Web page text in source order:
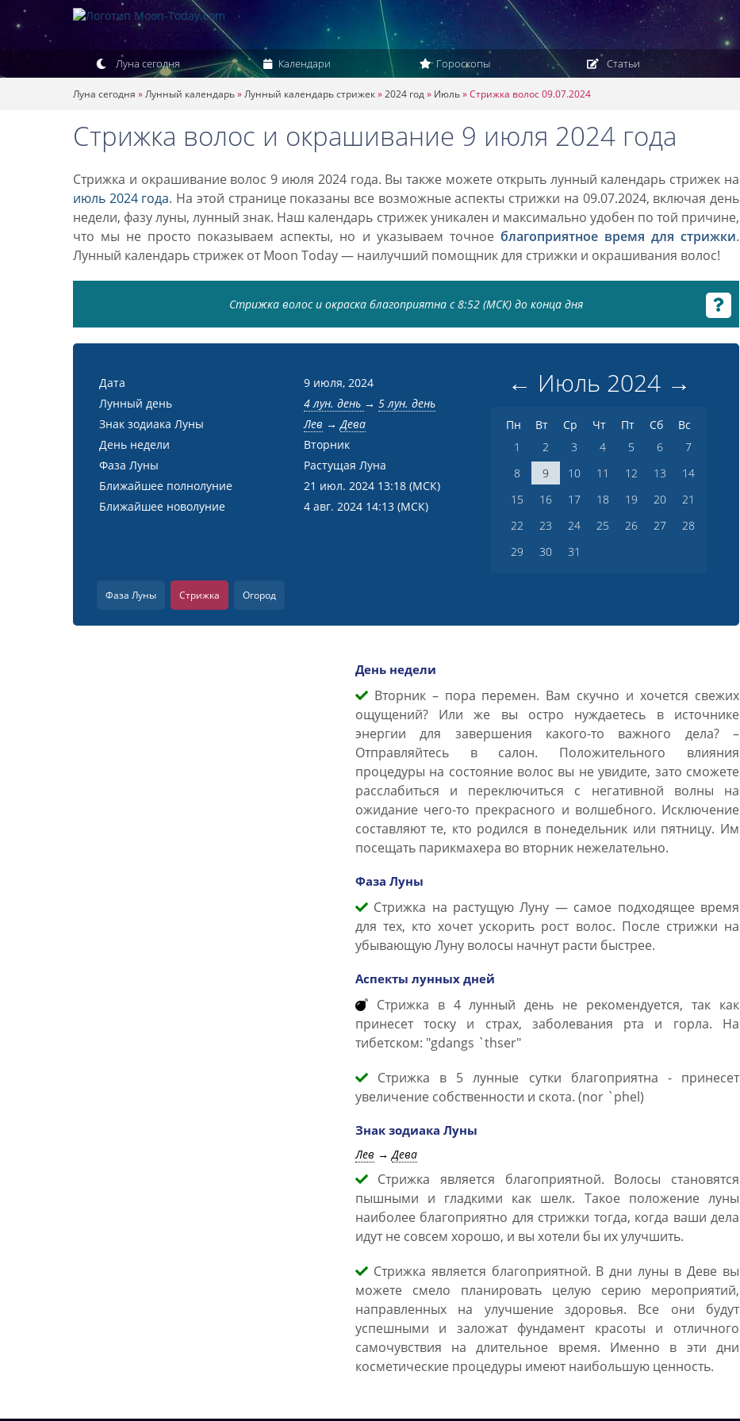
Луна сегодня Календари Гороскопы Статьи
Луна сегодня »Лунный календарь»Лунный календарь стрижек»2024 год» Июль»Стрижка волос 09.07.2024
Стрижка волос и окрашивание 9 июля 2024 года
Стрижка и окрашивание волос 9 июля 2024 года. Вы также можете открыть лунный календарь стрижек на
июль 2024 года. На этой странице показаны все возможные аспекты стрижки на 09.07.2024, включая день
недели, фазу луны, лунный знак. Наш календарь стрижек уникален и максимально удобен по той причине,
что мы не просто показываем аспекты, но и указываем точное благоприятное время для стрижки.
Лунный календарь стрижек от Moon Today — наилучший помощник для стрижки и окрашивания волос!
Стрижка волос и окраска благоприятна с 8:52 (МСК) до конца дня
Дата
9 июля, 2024
Лунный день
4 лун. день → 5 лун. день
Знак зодиака Луны
Лев →Дева
День недели
Вторник
Фаза Луны
Растущая Луна
Ближайшее полнолуние
21 июл. 2024 13:18 (МСК)
Ближайшее новолуние
4 авг. 2024 14:13 (МСК)
← Июль 2024 →
Пн Вт Ср Чт Пт Сб
Вс
1
2 3 4 5 6
7
8
9 10 11 12 13
14
15
16 17 18 19 20
21
22
23 24 25 26 27
28
29
30 31
Фаза Луны Стрижка Огород
День недели
Вторник – пора перемен. Вам скучно и хочется свежих
ощущений? Или же вы остро нуждаетесь в источнике
энергии для завершения какого-то важного дела? –
Отправляйтесь в салон. Положительного влияния
процедуры на состояние волос вы не увидите, зато сможете
расслабиться и переключиться с негативной волны на
ожидание чего-то прекрасного и волшебного. Исключение
составляют те, кто родился в понедельник или пятницу. Им
посещать парикмахера во вторник нежелательно.
Фаза Луны
Стрижка на растущую Луну — самое подходящее время
для тех, кто хочет ускорить рост волос. После стрижки на
убывающую Луну волосы начнут расти быстрее.
Аспекты лунных дней
Стрижка в 4 лунный день не рекомендуется, так как
принесет тоску и страх, заболевания рта и горла. На
тибетском: "gdangs `thser"
Стрижка в 5 лунные сутки благоприятна - принесет
увеличение собственности и скота. (nor `phel)
Знак зодиака Луны
Лев →Дева
Стрижка является благоприятной. Волосы становятся
пышными и гладкими как шелк. Такое положение луны
наиболее благоприятно для стрижки тогда, когда ваши дела
идут не совсем хорошо, и вы хотели бы их улучшить.
Стрижка является благоприятной. В дни луны в Деве вы
можете смело планировать целую серию мероприятий,
направленных на улучшение здоровья. Все они будут
успешными и заложат фундамент красоты и отличного
самочувствия на длительное время. Именно в эти дни
косметические процедуры имеют наибольшую ценность.